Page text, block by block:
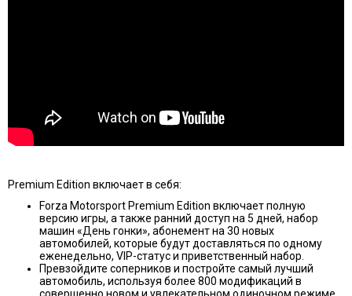
Premium Edition включает в себя:
Forza Motorsport Premium Edition включает полную
версию игры, а также ранний доступ на 5 дней, набор
машин «День гонки», абонемент на 30 новых
автомобилей, которые будут доставляться по одному
еженедельно, VIP-статус и приветственный набор.
Превзойдите соперников и постройте самый лучший
автомобиль, используя более 800 модификаций в
совершенно новом и увлекательном одиночном режиме